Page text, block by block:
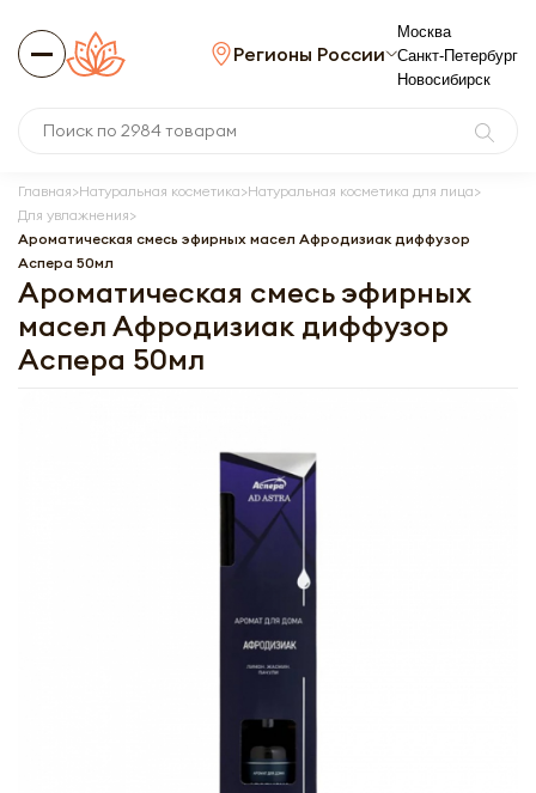
Регионы России
Москва
Санкт-Петербург
Новосибирск
Главная Натуральная косметика Натуральная косметика для лица
Для увлажнения
Ароматическая смесь эфирных масел Афродизиак диффузор
Аспера 50мл
Ароматическая смесь эфирных
масел Афродизиак диффузор
Аспера 50мл